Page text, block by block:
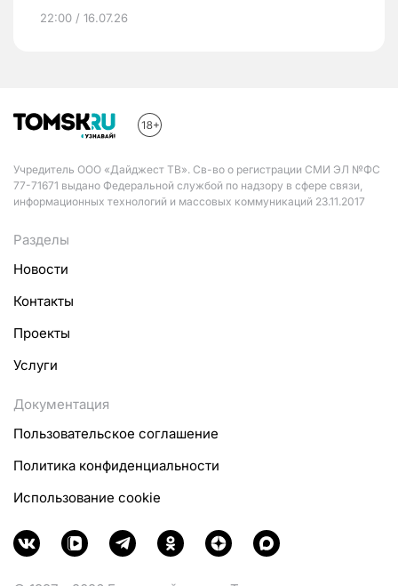
22:00 / 16.07.26
Учредитель ООО «Дайджест ТВ». Св-во о регистрации СМИ ЭЛ №ФС
77-71671 выдано Федеральной службой по надзору в сфере связи,
информационных технологий и массовых коммуникаций 23.11.2017
Разделы
Новости
Контакты
Проекты
Услуги
Документация
Пользовательское соглашение
Политика конфиденциальности
Использование cookie